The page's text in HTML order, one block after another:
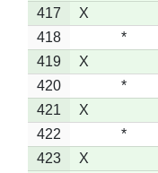
417
X
418
*
419
X
420
*
421
X
422
*
423
X